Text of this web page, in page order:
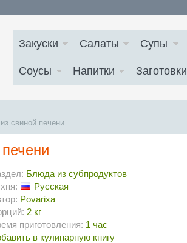
Закуски Салаты Супы
Соусы Напитки Заготовки
свиной печени
Блюда из субпродуктов
Русская
Povarixa
2 кг
приготовления: 1 час
в кулинарную книгу